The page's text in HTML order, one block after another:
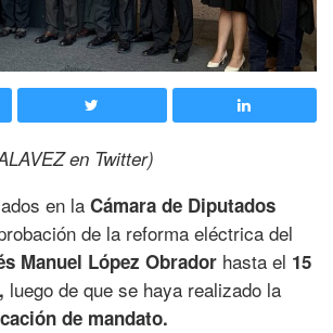
en Twitter)
en la Cámara de Diputados
de la reforma eléctrica del
Manuel López Obrador hasta el 15
luego de que se haya realizado la
de mandato.